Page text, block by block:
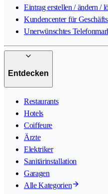
Eintrag erstellen / ändern /
Kundencenter für
Unerwünschtes
Entdecken
Restaurants
Hotels
Coiffeure
Ärzte
Elektriker
Sanitärinstallation
Garagen
Alle Kategorien